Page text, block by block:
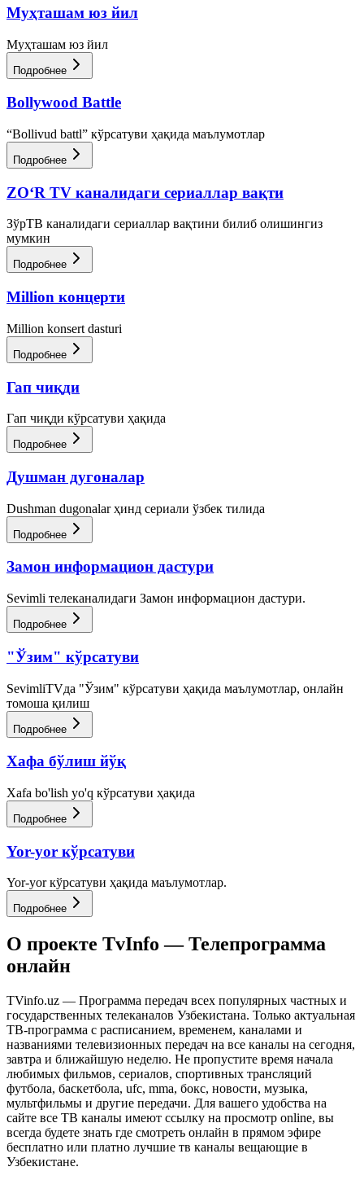
Муҳташам юз йил
Муҳташам юз йил
Подробнее
Bollywood Battle
“Bollivud battl” кўрсатуви ҳақида маълумотлар
Подробнее
ZO‘R TV каналидаги сериаллар вақти
ЗўрТВ каналидаги сериаллар вақтини билиб олишингиз
мумкин
Подробнее
Million концерти
Million konsert dasturi
Подробнее
Гап чиқди
Гап чиқди кўрсатуви ҳақида
Подробнее
Душман дугоналар
Dushman dugonalar ҳинд сериали ўзбек тилида
Подробнее
Замон информацион дастури
Sevimli телеканалидаги Замон информацион дастури.
Подробнее
"Ўзим" кўрсатуви
SevimliTVда "Ўзим" кўрсатуви ҳақида маълумотлар, онлайн
томоша қилиш
Подробнее
Хафа бўлиш йўқ
Xafa bo'lish yo'q кўрсатуви ҳақида
Подробнее
Yor-yor кўрсатуви
Yor-yor кўрсатуви ҳақида маълумотлар.
Подробнее
О проекте TvInfo — Телепрограмма
онлайн
TVinfo.uz — Программа передач всех популярных частных и
государственных телеканалов Узбекистана. Только актуальная
ТВ-программа с расписанием, временем, каналами и
названиями телевизионных передач на все каналы на сегодня,
завтра и ближайшую неделю. Не пропустите время начала
любимых фильмов, сериалов, спортивных трансляций
футбола, баскетбола, ufc, mma, бокс, новости, музыка,
мультфильмы и другие передачи. Для вашего удобства на
сайте все ТВ каналы имеют ссылку на просмотр online, вы
всегда будете знать где смотреть онлайн в прямом эфире
бесплатно или платно лучшие тв каналы вещающие в
Узбекистане.